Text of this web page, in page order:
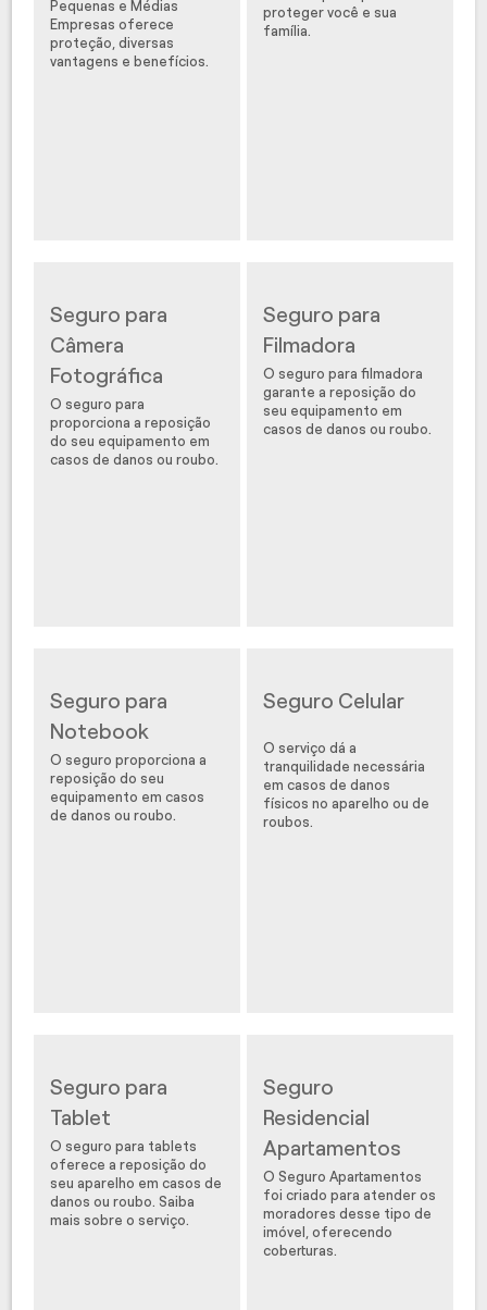
Pequenas e Médias
Empresas oferece
proteção, diversas
vantagens e benefícios.
proteger você e sua
família.
Seguro para
Câmera
Fotográfica
O seguro para
proporciona a reposição
do seu equipamento em
casos de danos ou roubo.
Seguro para
Filmadora
O seguro para filmadora
garante a reposição do
seu equipamento em
casos de danos ou roubo.
Seguro para
Notebook
O seguro proporciona a
reposição do seu
equipamento em casos
de danos ou roubo.
Seguro Celular
O serviço dá a
tranquilidade necessária
em casos de danos
físicos no aparelho ou de
roubos.
Seguro para
Tablet
O seguro para tablets
oferece a reposição do
seu aparelho em casos de
danos ou roubo. Saiba
mais sobre o serviço.
Seguro
Residencial
Apartamentos
O Seguro Apartamentos
foi criado para atender os
moradores desse tipo de
imóvel, oferecendo
coberturas.